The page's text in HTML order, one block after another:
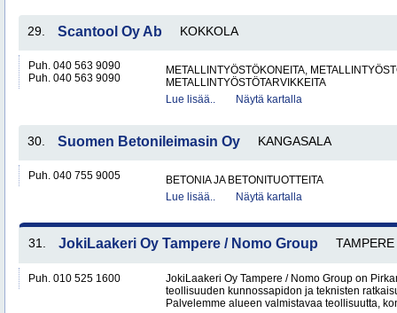
29. Scantool Oy Ab KOKKOLA
Puh. 040 563 9090
Puh. 040 563 9090
METALLINTYÖSTÖKONEITA,
METALLINTYÖSTÖTARVIKKEITA
Lue lisää..
Näytä kartalla
30. Suomen Betonileimasin Oy KANGASALA
Puh. 040 755 9005
BETONIA JA BETONITUOTTEITA
Lue lisää..
Näytä kartalla
31. JokiLaakeri Oy Tampere / Nomo Group TAMPERE
Puh. 010 525 1600
JokiLaakeri Oy Tampere / Nomo Group on
teollisuuden kunnossapidon ja teknisten
Palvelemme alueen valmistavaa teollisuutta,